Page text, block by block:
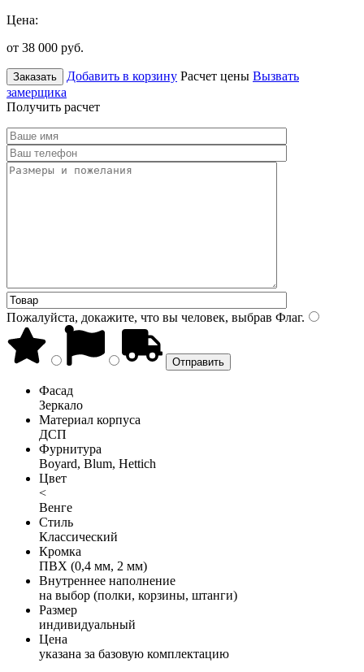
Цена:
от 38 000 руб.
Заказать Добавить в корзину Расчет цены Вызвать
замерщика
Получить расчет
Пожалуйста, докажите, что вы человек, выбрав Флаг.
Фасад
Зеркало
Материал корпуса
ДСП
Фурнитура
Boyard, Blum, Hettich
Цвет
<
Венге
Стиль
Классический
Кромка
ПВХ (0,4 мм, 2 мм)
Внутреннее наполнение
на выбор (полки, корзины, штанги)
Размер
индивидуальный
Цена
указана за базовую комплектацию